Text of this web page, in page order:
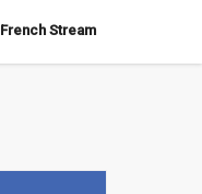
French Stream